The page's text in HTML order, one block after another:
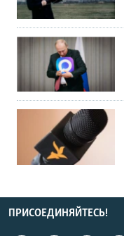
ПРИСОЕДИНЯЙТЕСЬ!